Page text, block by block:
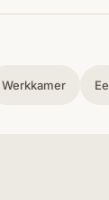
Werkkamer